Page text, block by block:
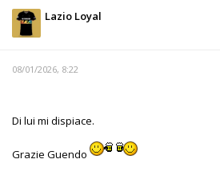
Lazio Loyal
08/01/2026, 8:22
Di lui mi dispiace.
Grazie Guendo